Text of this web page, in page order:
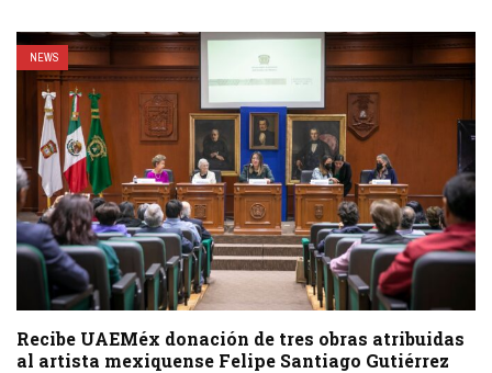
NEWS
Recibe UAEMéx donación de tres obras atribuidas
al artista mexiquense Felipe Santiago Gutiérrez